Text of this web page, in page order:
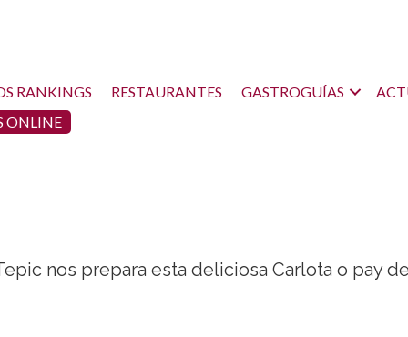
RANKINGS RESTAURANTES GASTROGUÍAS
ONLINE
nos prepara esta deliciosa Carlota o pay